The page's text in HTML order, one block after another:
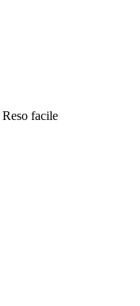
Reso facile